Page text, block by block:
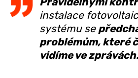
instalace
systému se
problémům, které
vidíme ve